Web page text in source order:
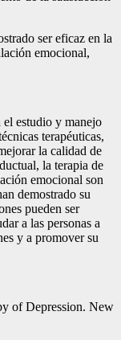
ser eficaz en la
emocional,
el estudio y manejo
terapéuticas,
la calidad de
la terapia de
emocional son
demostrado su
pueden ser
a las personas a
y a promover su
of Depression. New